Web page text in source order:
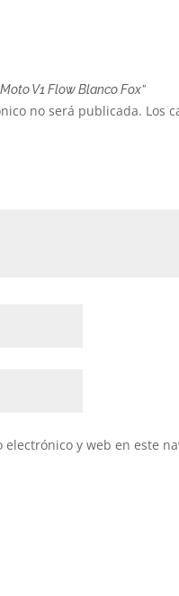
V1 Flow Blanco Fox”
no será publicada. Los
y web en este